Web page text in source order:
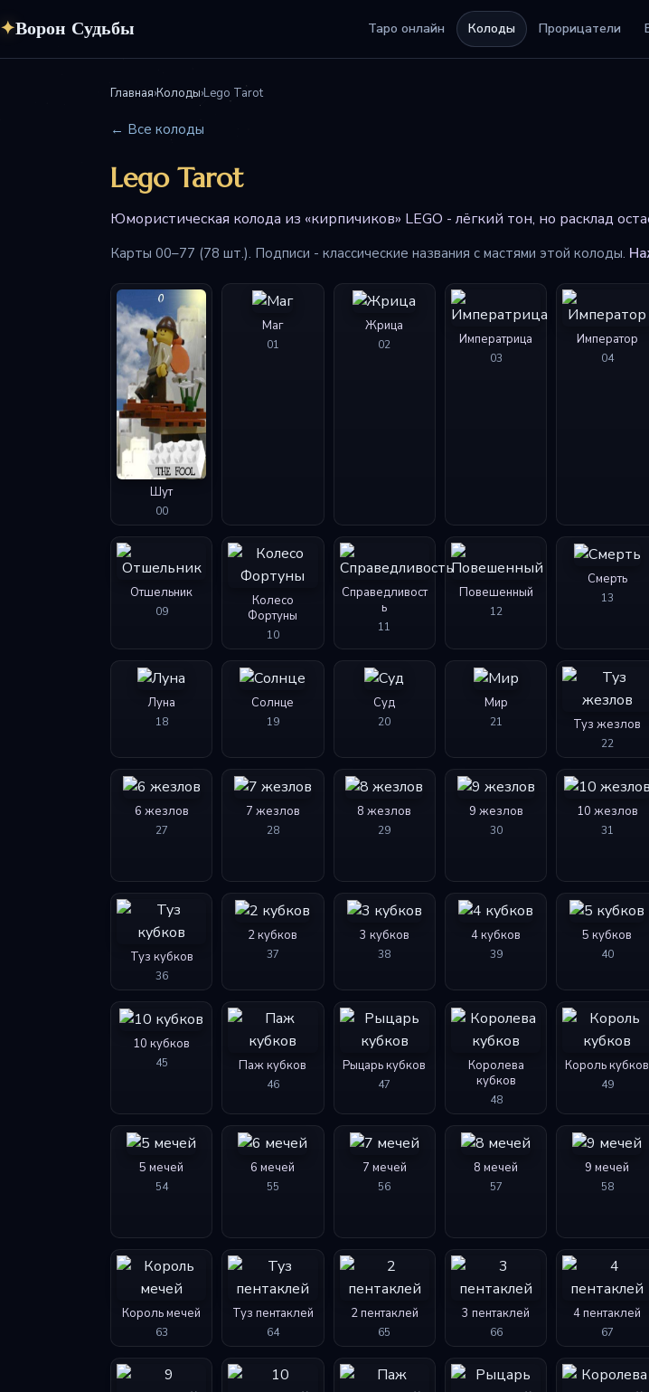
✦Ворон Судьбы Таро онлайн Колоды Прорицатели
Главная›Колоды›Lego Tarot
← Все колоды
Lego Tarot
Юмористическая колода из «кирпичиков» LEGO - лёгкий тон, но расклад
Карты 00–77 (78 шт.). Подписи - классические названия с мастями этой колоды.
Шут
00
Маг
01
Жрица
02 Императрица
03
Император
04
Отшельник
09
Колесо
Фортуны
10
Справедливост
ь
11
Повешенный
12
Смерть
13
Луна
18
Солнце
19
Суд
20
Мир
21 Туз жезлов
22
6 жезлов
27
7 жезлов
28
8 жезлов
29
9 жезлов
30
10 жезлов
31
Туз кубков
36
2 кубков
37
3 кубков
38
4 кубков
39
5 кубков
40
10 кубков
45 Паж кубков
46
Рыцарь кубков
47
Королева
кубков
48
Король кубков
49
5 мечей
54
6 мечей
55
7 мечей
56
8 мечей
57
9 мечей
58
Король мечей
63
Туз пентаклей
64
2 пентаклей
65
3 пентаклей
66
4 пентаклей
67